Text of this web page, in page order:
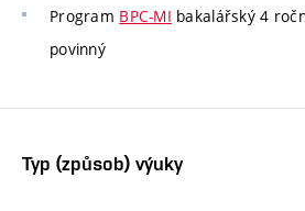
Program BPC-MI bakalářský 4
povinný
Typ (způsob) výuky